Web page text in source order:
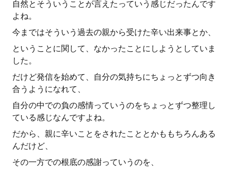
自然とそういうことが言えたっていう感じだったんです
よね。
今まではそういう過去の親から受けた辛い出来事とか、
ということに関して、なかったことにしようとしていま
した。
だけど発信を始めて、自分の気持ちにちょっとずつ向き
合うようになれて、
自分の中での負の感情っていうのをちょっとずつ整理し
ている感じなんですよね。
だから、親に辛いことをされたこととかももちろんある
んだけど、
その一方での根底の感謝っていうのを、